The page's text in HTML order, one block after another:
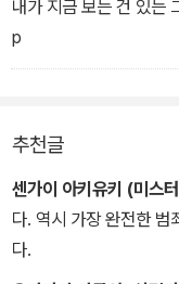
내가 지금 보는 건 있는
p
추천글
센가이 아키유키 (미스
다. 역시 가장 완전한 범
다.